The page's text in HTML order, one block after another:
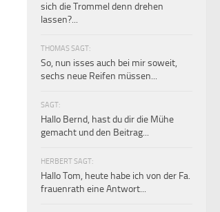
sich die Trommel denn drehen
lassen?...
THOMAS SAGT:
So, nun isses auch bei mir soweit,
sechs neue Reifen müssen...
SAGT:
Hallo Bernd, hast du dir die Mühe
gemacht und den Beitrag...
HERBERT SAGT:
Hallo Tom, heute habe ich von der Fa.
frauenrath eine Antwort...